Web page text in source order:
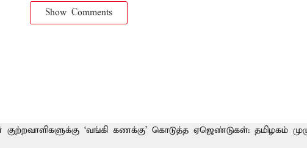
Show Comments